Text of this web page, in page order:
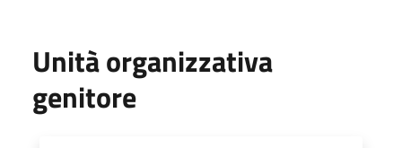
Unità organizzativa
genitore